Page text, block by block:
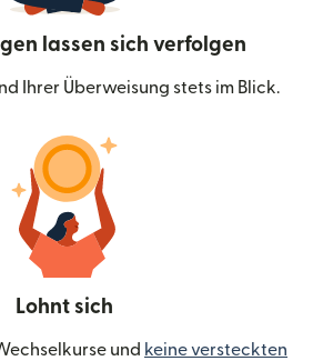
lassen sich verfolgen
Ihrer Überweisung stets im Blick.
Lohnt sich
und keine versteckten